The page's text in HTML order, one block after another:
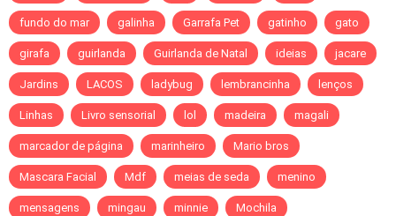
fundo do mar galinha Garrafa Pet gatinho gato
girafa guirlanda Guirlanda de Natal ideias jacare
Jardins LACOS ladybug lembrancinha lenços
Linhas Livro sensorial lol madeira magali
marcador de página marinheiro Mario bros
Mascara Facial Mdf meias de seda menino
mensagens mingau minnie Mochila